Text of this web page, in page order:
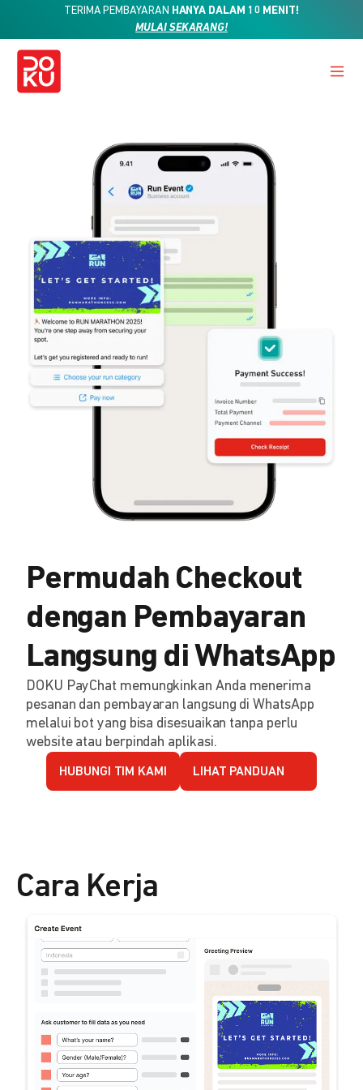
TERIMA PEMBAYARAN HANYA DALAM 10 MENIT!
MULAI SEKARANG!
Permudah Checkout
dengan Pembayaran
Langsung di WhatsApp
DOKU PayChat memungkinkan Anda menerima
pesanan dan pembayaran langsung di WhatsApp
melalui bot yang bisa disesuaikan tanpa perlu
website atau berpindah aplikasi.
HUBUNGI TIM KAMI LIHAT PANDUAN
Cara Kerja